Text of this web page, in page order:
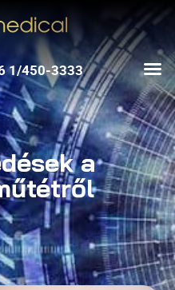
1/450-3333
a